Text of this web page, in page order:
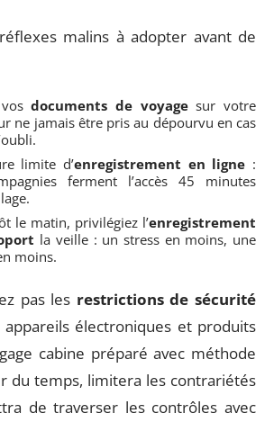
malins à adopter avant de
vosdocuments de voyagesur votre
ne jamais être pris au dépourvu en cas
limite d’enregistrement en ligne :
ferment l’accès 45 minutes
le matin, privilégiez l’enregistrement
la veille : un stress en moins, une
moins.
pas les restrictions de sécurité
électroniques et produits
cabine préparé avec méthode
du temps, limitera les contrariétés
de traverser les contrôles avec